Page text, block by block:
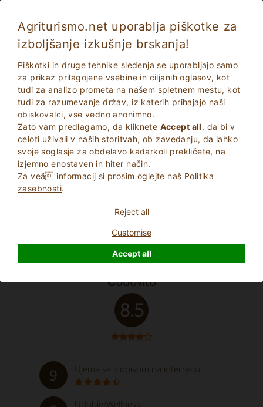
Agriturismo.net uporablja piškotke za
izboljšanje izkušnje brskanja!
Piškotki in druge tehnike sledenja se uporabljajo samo
za prikaz prilagojene vsebine in ciljanih oglasov, kot
tudi za analizo prometa na našem spletnem mestu, kot
tudi za razumevanje držav, iz katerih prihajajo naši
obiskovalci, vse vedno anonimno.
Zato vam predlagamo, da kliknete Accept all, da bi v
celoti uživali v naših storitvah, ob zavedanju, da lahko
svoje soglasje za obdelavo kadarkoli prekličete, na
izjemno enostaven in hiter način.
Za veä informacij si prosim oglejte naš Politika
zasebnosti.
Reject all
Customise
Accept all
Fossombrone 5586
Kmetija
Pesaro Urbino , Fossombrone(Glej Zemljevid)
Instantna Rezervacija 25Kraji z ležišči
VPRAšAJTE LASTNIKA BOOK
8.5
Več informacij
Posestev
8.5
Čudovito
9 Ujema se z opisom na internetu
Udobje/Wellness